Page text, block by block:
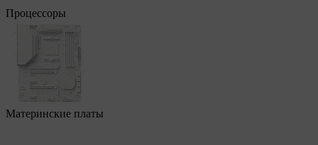
Процессоры
Материнские платы